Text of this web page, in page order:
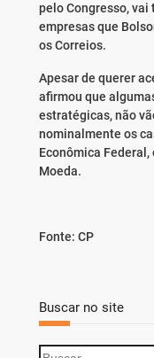
pelo Congresso, vai
empresas que
os Correios.
Apesar de querer
afirmou que
estratégicas, não
nominalmente os
Econômica Federal,
Moeda.
Fonte: CP
Buscar no site
S